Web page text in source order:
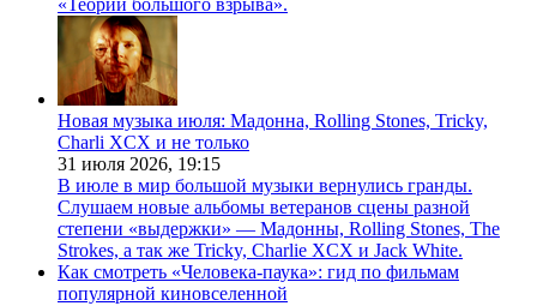
«Теории большого взрыва».
Новая музыка июля: Мадонна, Rolling Stones, Tricky,
Charli XCX и не только
31 июля 2026, 19:15
В июле в мир большой музыки вернулись гранды.
Слушаем новые альбомы ветеранов сцены разной
степени «выдержки» — Мадонны, Rolling Stones, The
Strokes, а так же Tricky, Charlie XCX и Jack White.
Как смотреть «Человека-паука»: гид по фильмам
популярной киновселенной